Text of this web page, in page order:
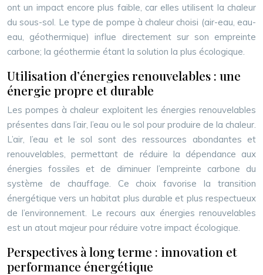
ont un impact encore plus faible, car elles utilisent la chaleur
du sous-sol. Le type de pompe à chaleur choisi (air-eau, eau-
eau, géothermique) influe directement sur son empreinte
carbone; la géothermie étant la solution la plus écologique.
Utilisation d’énergies renouvelables : une
énergie propre et durable
Les pompes à chaleur exploitent les énergies renouvelables
présentes dans l’air, l’eau ou le sol pour produire de la chaleur.
L’air, l’eau et le sol sont des ressources abondantes et
renouvelables, permettant de réduire la dépendance aux
énergies fossiles et de diminuer l’empreinte carbone du
système de chauffage. Ce choix favorise la transition
énergétique vers un habitat plus durable et plus respectueux
de l’environnement. Le recours aux énergies renouvelables
est un atout majeur pour réduire votre impact écologique.
Perspectives à long terme : innovation et
performance énergétique